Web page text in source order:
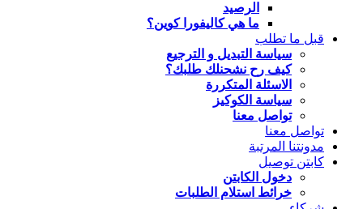
الرصيد
ما هي كاليفورا كوين؟
قبل ما تطلب
سياسة التبديل و الترجيع
كيف رح نشحنلك طلبك؟
الاسئلة المتكررة
سياسة الكوكيز
تواصل معنا
تواصل معنا
مدونتنا المرتبة
كابتن توصيل
دخول الكابتن
خرائط استلام الطلبات